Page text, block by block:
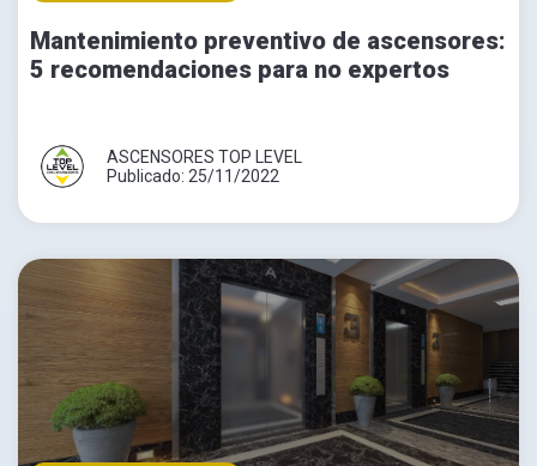
Mantenimiento preventivo de ascensores:
5 recomendaciones para no expertos
ASCENSORES TOP LEVEL
Publicado: 25/11/2022